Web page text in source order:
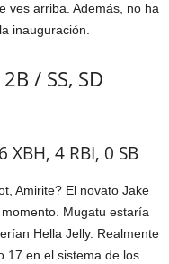
ves arriba. Además, no ha
inauguración.
/ SS, SD
XBH, 4 RBI, 0 SB
Amirite? El novato Jake
Mugatu estaría
Hella Jelly. Realmente
17 en el sistema de los